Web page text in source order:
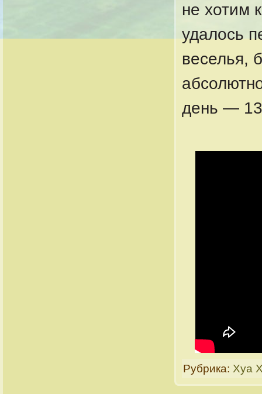
не хотим
удалось
веселья,
день — 13
Рубрика: Хуа